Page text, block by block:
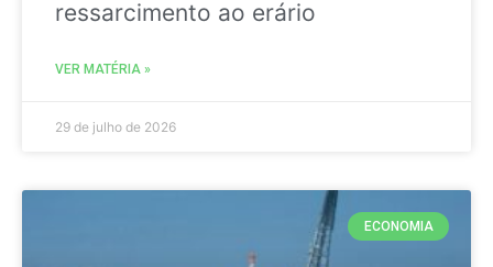
ressarcimento ao erário
VER MATÉRIA »
29 de julho de 2026
ECONOMIA